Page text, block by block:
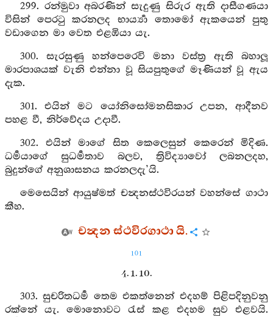
299. රන්මුවා අබරණින් සැදුණු සිරුර ඇති දාසීගණයා
විසින් පෙරටු කරනලද භාර්‍ය්‍යා තොමෝ ඇකයෙන් පුතු
වඩාගෙන මා වෙත එළඹියා යැ.
300. සැරසුණු හන්පෙරෙවි මනා වස්ත්‍ර ඇති බහාලූ
මාරපාශයක් වැනි එන්නා වූ සියපුතුගේ මෑණියන් වූ ඇය
දැක.
301. එයින් මට යෝනිසෝමනසිකාර උපන, ආදීනව
පහළ වී, නිර්වේදය උදාවී.
302. එයින් මාගේ සිත කෙලෙසුන් කෙරෙන් මිදිණ.
ධර්‍මයාගේ සුධර්‍මතාව බලව, ත්‍රිවිද්‍යාවෝ ලබනලදහ,
බුදුන්ගේ අනුශාසනය කරනලදැ’යි.
මෙසෙයින් ආයුෂ්මත් චන්‍දනස්ථවිරයන් වහන්සේ ගාථා
කීහ.
චන්‍දන ස්ථවිරගාථා යි.
101
4. 1. 10.
303. සුචරිතධර්‍ම තෙම එකත්නෙන් එදහම් පිළිපදිනුවනු
රක්නේ යැ. මොනොවට රැස් කළ එදහම සුව එළවයි.